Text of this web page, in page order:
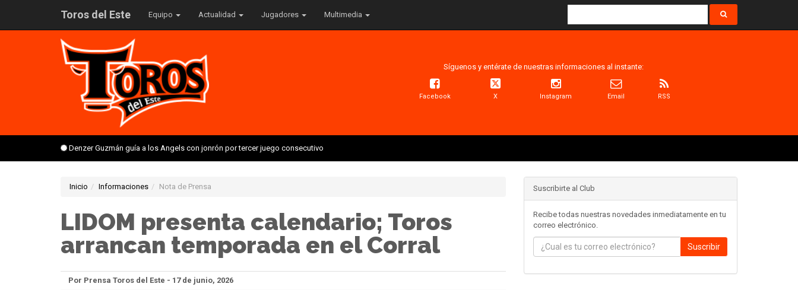
Toros del Este Equipo Actualidad Jugadores Multimedia
Síguenos y entérate de nuestras informaciones al instante:
Facebook X Instagram Email RSS
Denzer Guzmán guía a los Angels con jonrón por tercer juego consecutivo
Inicio Informaciones Nota de Prensa
LIDOM presenta calendario; Toros
arrancan temporada en el Corral
Por Prensa Toros del Este - 17 de junio, 2026
Suscribirte al Club
Recibe todas nuestras novedades inmediatamente en tu
correo electrónico.
Suscribir